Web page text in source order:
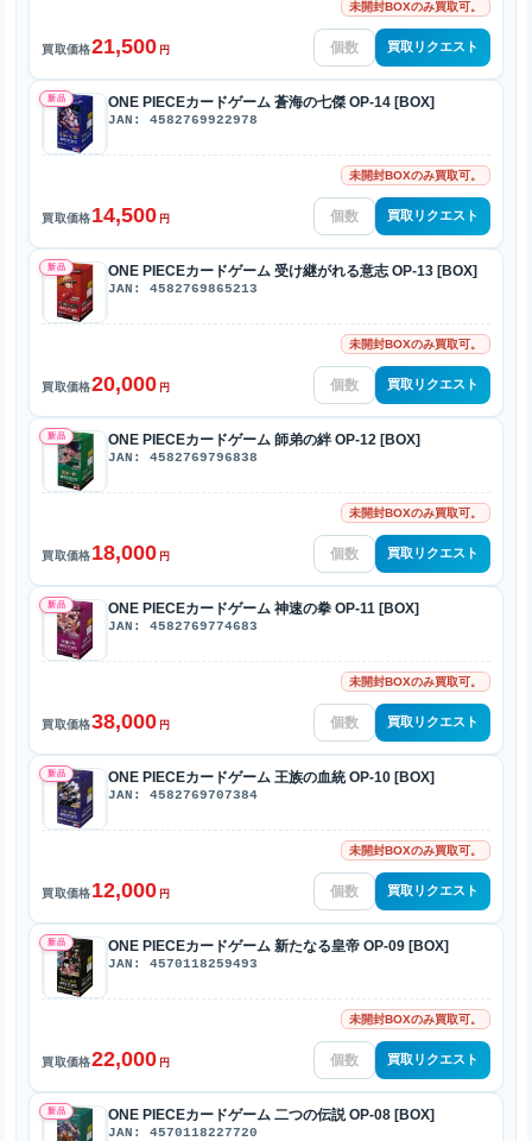
未開封BOXのみ買取可。
買取価格21,500 円 買取リクエスト
新品 ONE PIECEカードゲーム 蒼海の七傑 OP-14 [BOX]
JAN: 4582769922978
未開封BOXのみ買取可。
買取価格14,500 円 買取リクエスト
新品 ONE PIECEカードゲーム 受け継がれる意志 OP-13 [BOX]
JAN: 4582769865213
未開封BOXのみ買取可。
買取価格20,000 円 買取リクエスト
新品 ONE PIECEカードゲーム 師弟の絆 OP-12 [BOX]
JAN: 4582769796838
未開封BOXのみ買取可。
買取価格18,000 円 買取リクエスト
新品 ONE PIECEカードゲーム 神速の拳 OP-11 [BOX]
JAN: 4582769774683
未開封BOXのみ買取可。
買取価格38,000 円 買取リクエスト
新品 ONE PIECEカードゲーム 王族の血統 OP-10 [BOX]
JAN: 4582769707384
未開封BOXのみ買取可。
買取価格12,000 円 買取リクエスト
新品 ONE PIECEカードゲーム 新たなる皇帝 OP-09 [BOX]
JAN: 4570118259493
未開封BOXのみ買取可。
買取価格22,000 円 買取リクエスト
新品 ONE PIECEカードゲーム 二つの伝説 OP-08 [BOX]
JAN: 4570118227720